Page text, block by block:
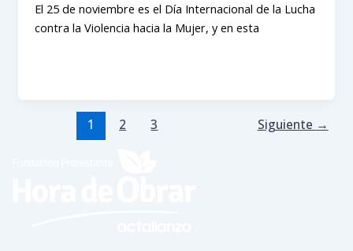
El 25 de noviembre es el Día Internacional de la Lucha
contra la Violencia hacia la Mujer, y en esta
1 2 3 Siguiente →